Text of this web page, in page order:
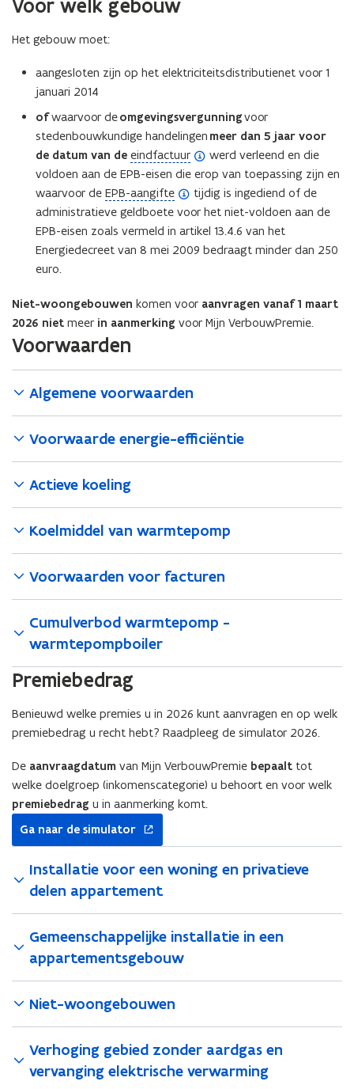
i
t
)
t
f
n
i
t
i
e
)
Voor welk gebouw
Het gebouw moet:
aangesloten zijn op het elektriciteitsdistributienet voor 1
januari 2014
ofwaarvoor deomgevingsvergunningvoor
stedenbouwkundige handelingen meer dan 5 jaar voor
de datum van de eindfactuur
(
o
p
e
n
d
i
n
i
e
)
werd verleend en die
voldoen aan de EPB-eisen die erop van toepassing zijn en
waarvoor de EPB-aangifte
(
o
p
e
e
f
i
t
i
e
)
tijdig is ingediend of de
administratieve geldboete voor het niet-voldoen aan de
EPB-eisen zoals vermeld in artikel 13.4.6 van het
Energiedecreet van 8 mei 2009 bedraagt minder dan 250
euro.
Niet-woongebouwen komen voor aanvragen vanaf 1 maart
2026 niet meer in aanmerking voor Mijn VerbouwPremie.
Voorwaarden
Algemene voorwaarden
Voorwaarde energie-efficiëntie
Actieve koeling
Koelmiddel van warmtepomp
Voorwaarden voor facturen
Cumulverbod warmtepomp -
warmtepompboiler
Premiebedrag
Benieuwd welke premies u in 2026 kunt aanvragen en op welk
premiebedrag u recht hebt? Raadpleeg de simulator 2026.
De aanvraagdatum van Mijn VerbouwPremie bepaalt tot
welke doelgroep (inkomenscategorie) u behoort en voor welk
premiebedrag u in aanmerking komt.
Ga naar de simulator
vensterInstallatie voor een woning en privatieve
delen appartement
Gemeenschappelijke installatie in een
appartementsgebouw
Niet-woongebouwen
Verhoging gebied zonder aardgas en
vervanging elektrische verwarming